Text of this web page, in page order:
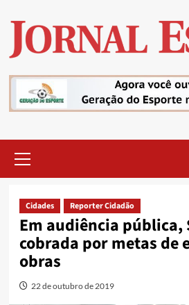
content
Menu
Cidades Reporter Cidadão
Em audiência pública,
cobrada por metas de
obras
22 de outubro de 2019